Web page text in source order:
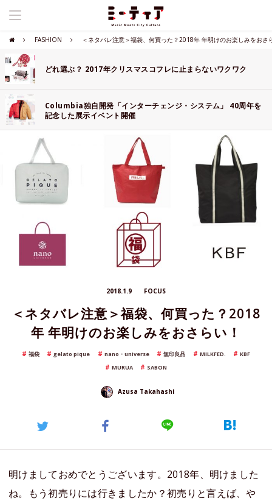
FASHION ＜ネタバレ注意＞福袋、何買った？2018年 年明けのお楽しみをおさ
どれ選ぶ？ 2017年クリスマスコフレに止まらないワクワク
Columbia独自開発「インターチェンジ・システム」 40周年を
記念した展示イベント開催
2018.1.9 FOCUS
＜ネタバレ注意＞福袋、何買った？2018
年 年明けのお楽しみをおさらい！
福袋 gelato pique nano・universe 無印良品 MILKFED.
KBF
MURUA
SABON
Azusa Takahashi
明けましておめでとうございます。2018年、明けました
ね。もう初売りには行きましたか？初売りと言えば、や